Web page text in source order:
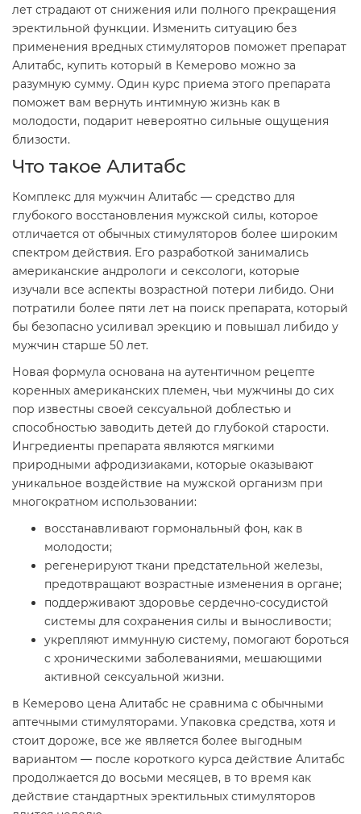
лет страдают от снижения или полного прекращения
эректильной функции. Изменить ситуацию без
применения вредных стимуляторов поможет препарат
Алитабс, купить который в Кемерово можно за
разумную сумму. Один курс приема этого препарата
поможет вам вернуть интимную жизнь как в
молодости, подарит невероятно сильные ощущения
близости.
Что такое Алитабс
Комплекс для мужчин Алитабс — средство для
глубокого восстановления мужской силы, которое
отличается от обычных стимуляторов более широким
спектром действия. Его разработкой занимались
американские андрологи и сексологи, которые
изучали все аспекты возрастной потери либидо. Они
потратили более пяти лет на поиск препарата, который
бы безопасно усиливал эрекцию и повышал либидо у
мужчин старше 50 лет.
Новая формула основана на аутентичном рецепте
коренных американских племен, чьи мужчины до сих
пор известны своей сексуальной доблестью и
способностью заводить детей до глубокой старости.
Ингредиенты препарата являются мягкими
природными афродизиаками, которые оказывают
уникальное воздействие на мужской организм при
многократном использовании:
восстанавливают гормональный фон, как в
молодости;
регенерируют ткани предстательной железы,
предотвращают возрастные изменения в органе;
поддерживают здоровье сердечно-сосудистой
системы для сохранения силы и выносливости;
укрепляют иммунную систему, помогают бороться
с хроническими заболеваниями, мешающими
активной сексуальной жизни.
в Кемерово цена Алитабс не сравнима с обычными
аптечными стимуляторами. Упаковка средства, хотя и
стоит дороже, все же является более выгодным
вариантом — после короткого курса действие Алитабс
продолжается до восьми месяцев, в то время как
действие стандартных эректильных стимуляторов